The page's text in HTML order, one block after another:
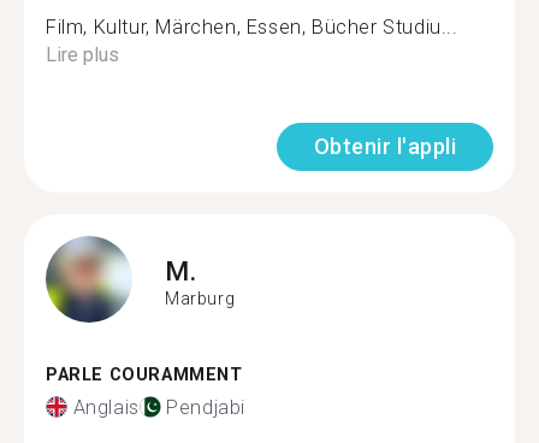
Film, Kultur, Märchen, Essen, Bücher Studiu...
Lire plus
Obtenir l'appli
M.
Marburg
PARLE COURAMMENT
Anglais Pendjabi